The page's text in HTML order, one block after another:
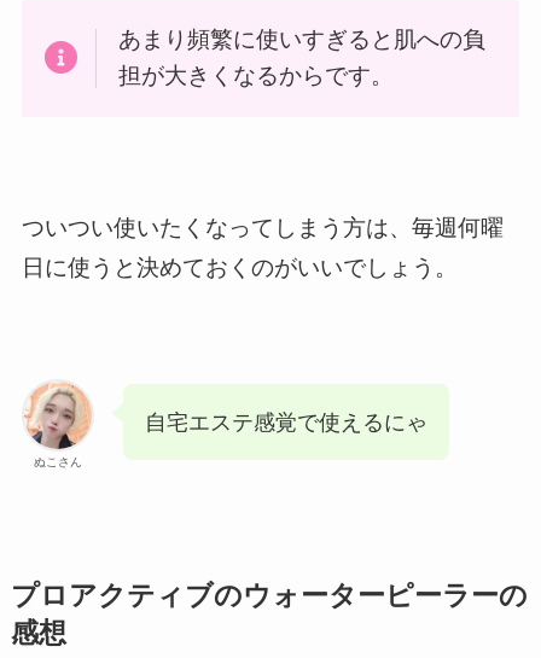
あまり頻繁に使いすぎると肌への負
担が大きくなるからです。
ついつい使いたくなってしまう方は、毎週何曜
日に使うと決めておくのがいいでしょう。
ぬこさん
自宅エステ感覚で使えるにゃ
プロアクティブのウォーターピーラーの
感想